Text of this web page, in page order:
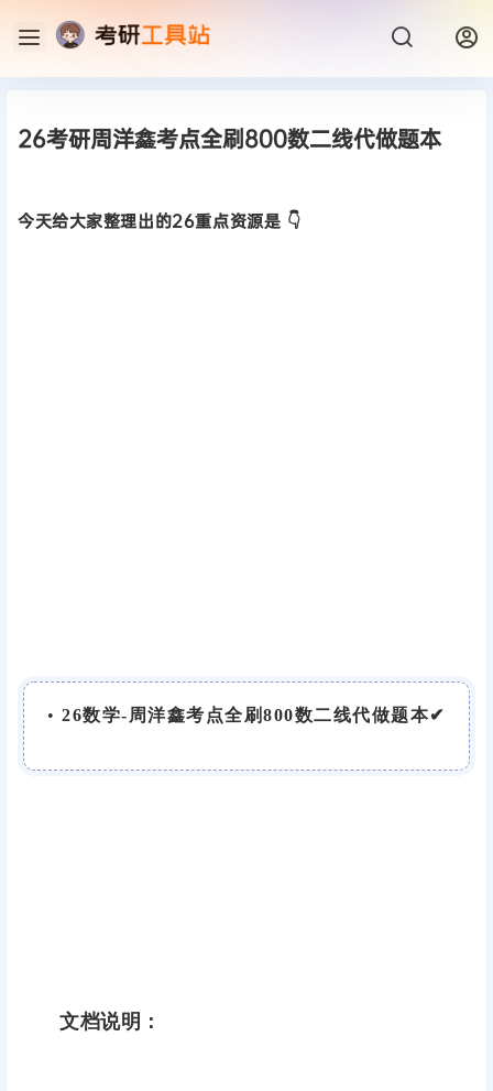
26考研周洋鑫考点全刷800数二线代做题本
今天给大家整理出的26重点资源是 👇
•26数学-周洋鑫考点全刷800数二线代做题本✔
文档说明：